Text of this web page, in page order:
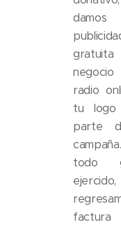
damos
negocio
radio
tu logo
parte
todo
ejercido,